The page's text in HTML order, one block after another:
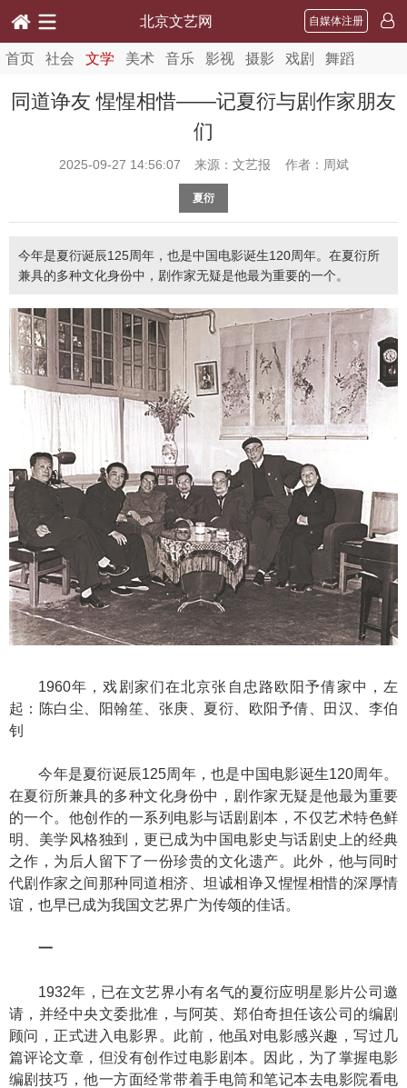
北京文艺网 自媒体注册
首页 社会 文学 美术 音乐 影视 摄影 戏剧 舞蹈
同道诤友 惺惺相惜——记夏衍与剧作家朋友
们
2025-09-27 14:56:07 来源：文艺报 作者：周斌
夏衍
今年是夏衍诞辰125周年，也是中国电影诞生120周年。在夏衍所
兼具的多种文化身份中，剧作家无疑是他最为重要的一个。
1960年，戏剧家们在北京张自忠路欧阳予倩家中，左
起：陈白尘、阳翰笙、张庚、夏衍、欧阳予倩、田汉、李伯
钊
今年是夏衍诞辰125周年，也是中国电影诞生120周年。
在夏衍所兼具的多种文化身份中，剧作家无疑是他最为重要
的一个。他创作的一系列电影与话剧剧本，不仅艺术特色鲜
明、美学风格独到，更已成为中国电影史与话剧史上的经典
之作，为后人留下了一份珍贵的文化遗产。此外，他与同时
代剧作家之间那种同道相济、坦诚相诤又惺惺相惜的深厚情
谊，也早已成为我国文艺界广为传颂的佳话。
一
1932年，已在文艺界小有名气的夏衍应明星影片公司邀
请，并经中央文委批准，与阿英、郑伯奇担任该公司的编剧
顾问，正式进入电影界。此前，他虽对电影感兴趣，写过几
篇评论文章，但没有创作过电影剧本。因此，为了掌握电影
编剧技巧，他一方面经常带着手电筒和笔记本去电影院看电